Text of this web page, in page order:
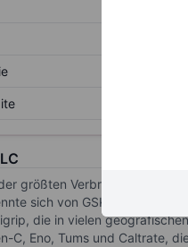
größten
sich von GSK und ging im
die in vielen
C, Eno, Tums und Caltrate,